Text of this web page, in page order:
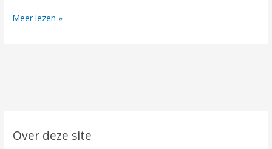
Meer lezen »
Over deze site